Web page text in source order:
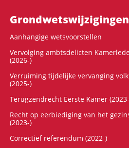
Grondwets­wijzigingen
Aanhangige wetsvoorstellen
Vervolging ambtsdelicten
(2026-)
Verruiming tijdelijke vervanging
(2025-)
Terugzendrecht Eerste Kamer
Recht op eerbiediging van het
(2023-)
Correctief referendum (2022-)